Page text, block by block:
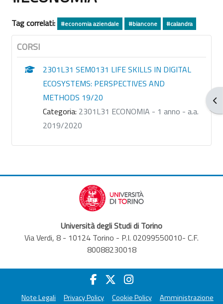
Tag correlati: #economia aziendale #biancone #calandra
CORSI
2301L31 SEM0131 LIFE SKILLS IN DIGITAL
ECOSYSTEMS: PERSPECTIVES AND
METHODS 19/20
Categoria: 2301L31 ECONOMIA - 1 anno - a.a.
2019/2020
Università degli Studi di Torino
Via Verdi, 8 - 10124 Torino - P.I. 02099550010- C.F.
80088230018
Note Legali Privacy Policy Cookie Policy Amministrazione